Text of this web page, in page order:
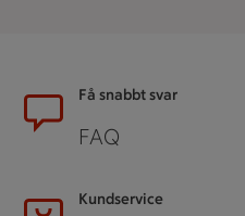
SidfotFå snabbt svar
FAQ
Kundservice